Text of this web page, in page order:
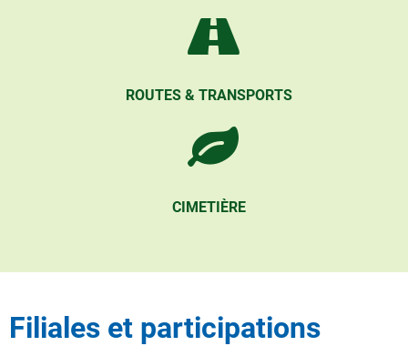
ROUTES & TRANSPORTS
CIMETIÈRE
Filiales et participations